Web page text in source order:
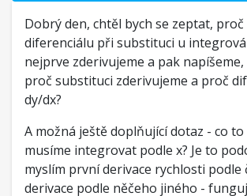
Dobrý den, chtěl bych se zeptat,
diferenciálu při substituci u
nejprve zderivujeme a pak
proč substituci zderivujeme a proč
dy/dx?
A možná ještě doplňující dotaz - co
musíme integrovat podle x? Je to
myslím první derivace rychlosti podle
derivace podle něčeho jiného -